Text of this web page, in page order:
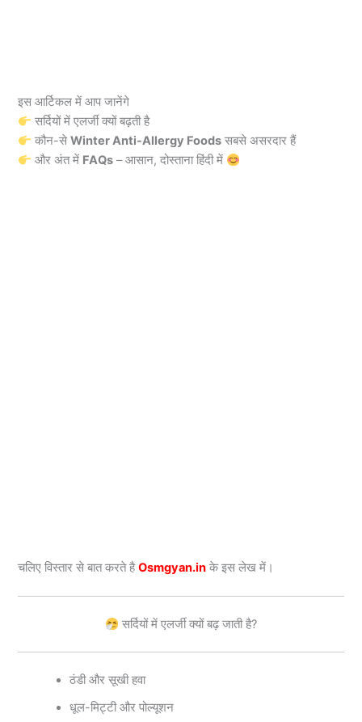
इस आर्टिकल में आप जानेंगे
सर्दियों में एलर्जी क्यों बढ़ती है
कौन-सेWinter Anti-Allergy Foods सबसे असरदार हैं
और अंत में FAQs – आसान, दोस्ताना हिंदी में
चलिए विस्तार से बात करते हैOsmgyan.in के इस लेख में।
सर्दियों में एलर्जी क्यों बढ़ जाती है?
ठंडी और सूखी हवा
धूल-मिट्टी और पोल्यूशन